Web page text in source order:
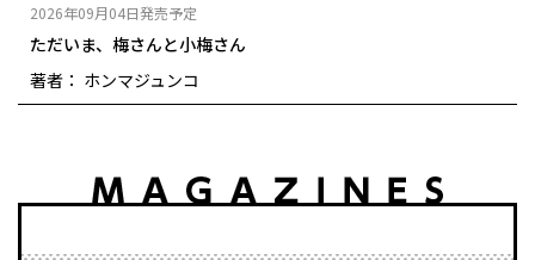
2026年09月04日発売予定
ただいま、梅さんと小梅さん
著者： ホンマジュンコ